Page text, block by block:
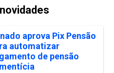
aprova Pix Pensão
automatizar
de pensão